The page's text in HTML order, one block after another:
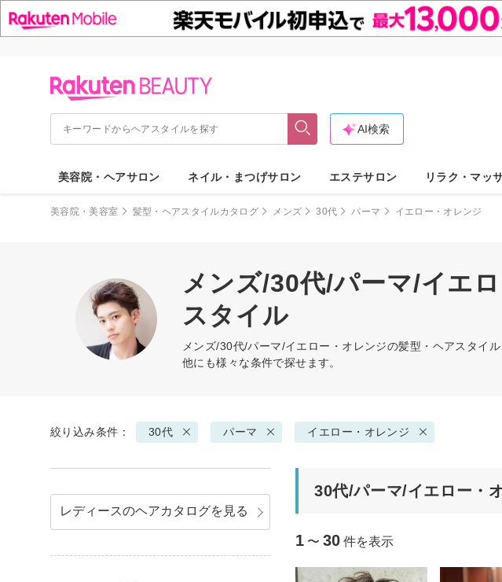
AI検索
美容院・ヘアサロン ネイル・まつげサロン エステサロン リラク・マッ
美容院・美容室 髪型・ヘアスタイルカタログ メンズ 30代 パーマ イエロー・オレンジ
メンズ/30代/パーマ/イエ
スタイル
メンズ/30代/パーマ/イエロー・オレンジの髪型・ヘアスタイ
他にも様々な条件で探せます。
絞り込み条件： 30代 パーマ イエロー・オレンジ
30代/パーマ/イエロー・
1 〜 30 件を表示
レディースのヘアカタログを見る